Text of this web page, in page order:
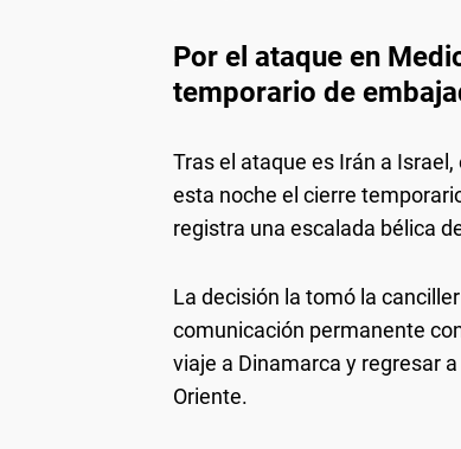
Por el ataque en
temporario de
Tras el ataque es Irán a Israel,
esta noche el cierre
registra una escalada bélica
La decisión la tomó la
comunicación permanente
viaje a Dinamarca y regresar
Oriente.